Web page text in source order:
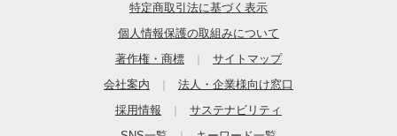
特定商取引法に基づく表示
個人情報保護の取組みについて
著作権・商標
サイトマップ
会社案内
法人・企業様向け窓口
採用情報
サステナビリティ